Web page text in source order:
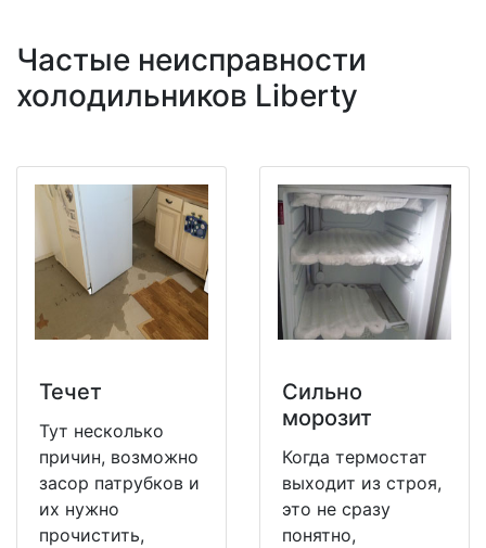
Частые неисправности
холодильников Liberty
Течет
Тут несколько
причин, возможно
засор патрубков и
их нужно
прочистить,
Сильно
морозит
Когда термостат
выходит из строя,
это не сразу
понятно,